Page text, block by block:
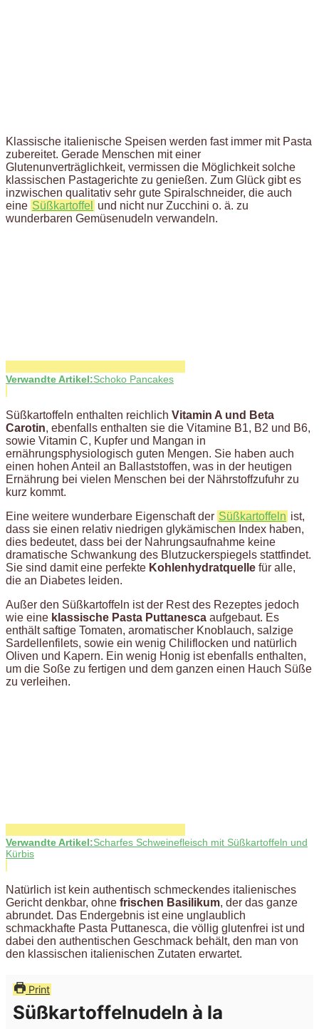
Klassische italienische Speisen werden fast immer mit Pasta
zubereitet. Gerade Menschen mit einer
Glutenunverträglichkeit, vermissen die Möglichkeit solche
klassischen Pastagerichte zu genießen. Zum Glück gibt es
inzwischen qualitativ sehr gute Spiralschneider, die auch
eine Süßkartoffel
und nicht nur Zucchini o. ä. zu
wunderbaren Gemüsenudeln verwandeln.
Verwandte Artikel:Schoko Pancakes
Süßkartoffeln enthalten reichlich Vitamin A und Beta
Carotin, ebenfalls enthalten sie die Vitamine B1, B2 und B6,
sowie Vitamin C, Kupfer und Mangan in
ernährungsphysiologisch guten Mengen. Sie haben auch
einen hohen Anteil an Ballaststoffen, was in der heutigen
Ernährung bei vielen Menschen bei der Nährstoffzufuhr zu
kurz kommt.
Eine weitere wunderbare Eigenschaft der Süßkartoffeln ist,
dass sie einen relativ niedrigen glykämischen Index haben,
dies bedeutet, dass bei der Nahrungsaufnahme keine
dramatische Schwankung des Blutzuckerspiegels stattfindet.
Sie sind damit eine perfekte Kohlenhydratquelle für alle,
die an Diabetes leiden.
Außer den Süßkartoffeln ist der Rest des Rezeptes jedoch
wie eine klassische Pasta Puttanesca aufgebaut. Es
enthält saftige Tomaten, aromatischer Knoblauch, salzige
Sardellenfilets, sowie ein wenig Chiliflocken und natürlich
Oliven und Kapern. Ein wenig Honig ist ebenfalls enthalten,
um die Soße zu fertigen und dem ganzen einen Hauch Süße
zu verleihen.
Verwandte Artikel:Scharfes Schweinefleisch mit Süßkartoffeln und
Kürbis
Natürlich ist kein authentisch schmeckendes italienisches
Gericht denkbar, ohne frischen Basilikum, der das ganze
abrundet. Das Endergebnis ist eine unglaublich
schmackhafte Pasta Puttanesca, die völlig glutenfrei ist und
dabei den authentischen Geschmack behält, den man von
den klassischen italienischen Zutaten erwartet.
Print
Süßkartoffelnudeln à la